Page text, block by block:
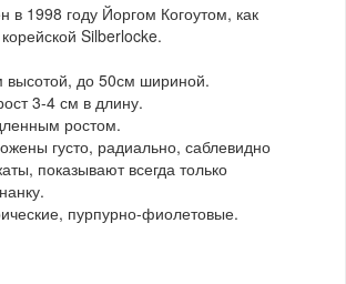
в 1998 году Йоргом Когоутом, как
Silberlocke.
высотой, до 50см шириной.
3-4 см в длину.
ростом.
густо, радиально, саблевидно
показывают всегда только
пурпурно-фиолетовые.